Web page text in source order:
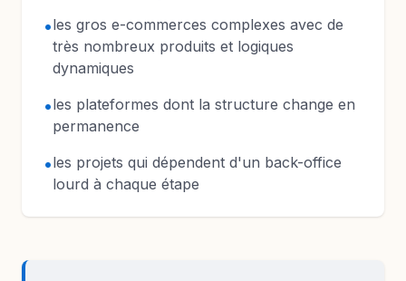
•les gros e-commerces complexes avec de
très nombreux produits et logiques
dynamiques
•les plateformes dont la structure change en
permanence
•les projets qui dépendent d'un back-office
lourd à chaque étape